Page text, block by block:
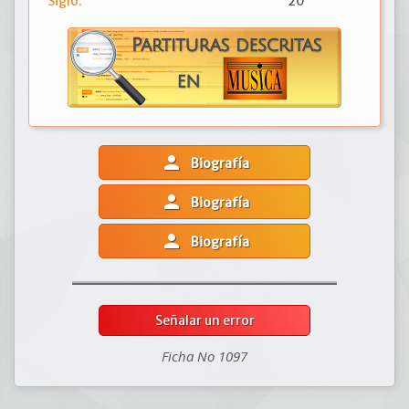
person Biografía
person Biografía
person Biografía
Señalar un error
Ficha No 1097